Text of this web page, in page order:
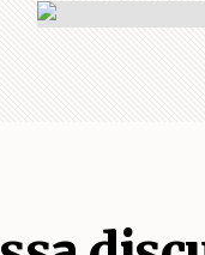
Prefeitura de
Idosa é alvo de